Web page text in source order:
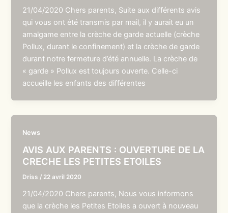
21/04/2020 Chers parents, Suite aux différents avis
qui vous ont été transmis par mail, il y aurait eu un
amalgame entre la crèche de garde actuelle (crèche
Pollux, durant le confinement) et la crèche de garde
durant notre fermeture d’été annuelle. La crèche de
« garde » Pollux est toujours ouverte. Celle-ci
accueille les enfants des différentes
News
AVIS AUX PARENTS : OUVERTURE DE LA
CRECHE LES PETITES ETOILES
Driss / 22 avril 2020
21/04/2020 Chers parents, Nous vous informons
que la crèche les Petites Etoiles a ouvert à nouveau